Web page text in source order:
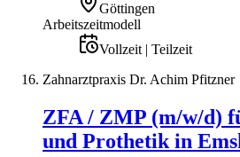
Göttingen
Arbeitszeitmodell
Vollzeit | Teilzeit
Zahnarztpraxis Dr. Achim Pfitzner
ZFA / ZMP (m/w/d)
und Prothetik in